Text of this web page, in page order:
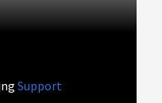
Support